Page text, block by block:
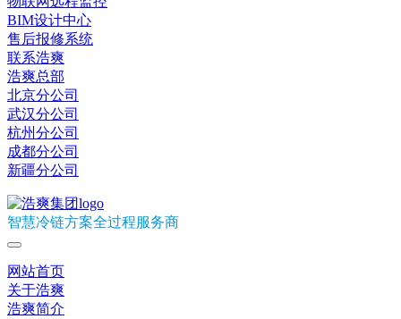
BIM设计中心
售后报修系统
联系浩爽
浩爽总部
北京分公司
武汉分公司
杭州分公司
成都分公司
新疆分公司
智慧冷链方案全过程服务商
网站首页
关于浩爽
浩爽简介